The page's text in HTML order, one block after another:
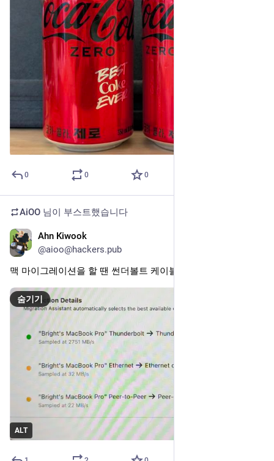
0 0 0
AiOO 님이 부스트했습니다
Ahn Kiwook
@aioo@hackers.pub
맥 마이그레이션을 할 땐 썬더볼트 케이블을 사용하기로 해요.
ALT
숨기기